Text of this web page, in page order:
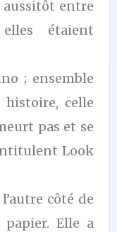
aussitôt entre
étaient
; ensemble
celle
pas et se
Look
côté de
Elle a